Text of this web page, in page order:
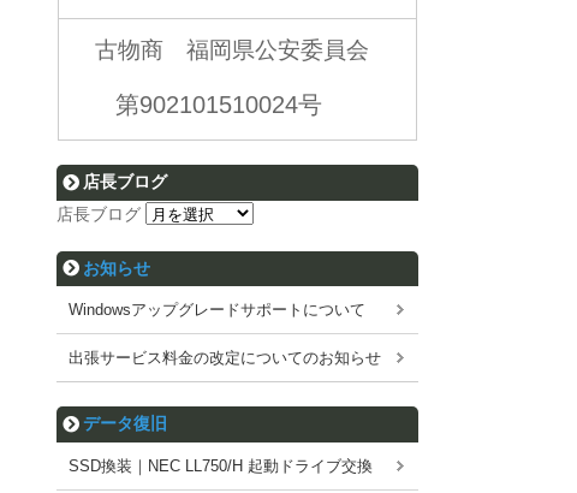
古物商 福岡県公安委員会
第902101510024号
店長ブログ
店長ブログ
お知らせ
Windowsアップグレードサポートについて
出張サービス料金の改定についてのお知らせ
データ復旧
SSD換装｜NEC LL750/H 起動ドライブ交換